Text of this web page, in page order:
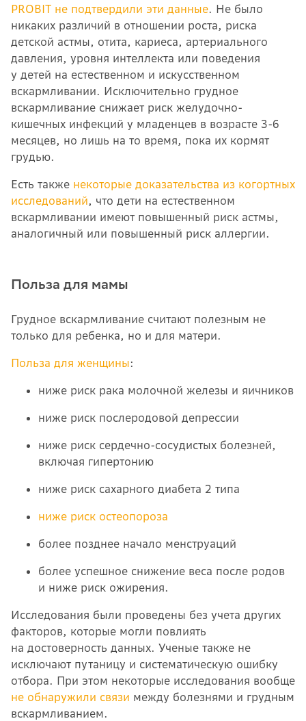
PROBIT не подтвердили эти данные. Не было
никаких различий в отношении роста, риска
детской астмы, отита, кариеса, артериального
давления, уровня интеллекта или поведения
у детей на естественном и искусственном
вскармливании. Исключительно грудное
вскармливание снижает риск желудочно-
кишечных инфекций у младенцев в возрасте 3-6
месяцев, но лишь на то время, пока их кормят
грудью.
Есть также некоторые доказательства из когортных
исследований, что дети на естественном
вскармливании имеют повышенный риск астмы,
аналогичный или повышенный риск аллергии.
Польза для мамы
Грудное вскармливание считают полезным не
только для ребенка, но и для матери.
Польза для женщины:
ниже риск рака молочной железы и яичников
ниже риск послеродовой депрессии
ниже риск сердечно-сосудистых болезней,
включая гипертонию
ниже риск сахарного диабета 2 типа
ниже риск остеопороза
более позднее начало менструаций
более успешное снижение веса после родов
и ниже риск ожирения.
Исследования были проведены без учета других
факторов, которые могли повлиять
на достоверность данных. Ученые также не
исключают путаницу и систематическую ошибку
отбора. При этом некоторые исследования вообще
не обнаружили связи между болезнями и грудным
вскармливанием.